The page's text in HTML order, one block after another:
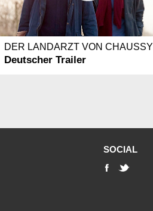
DER LANDARZT VON CHAUSSY
Deutscher Trailer
SOCIAL